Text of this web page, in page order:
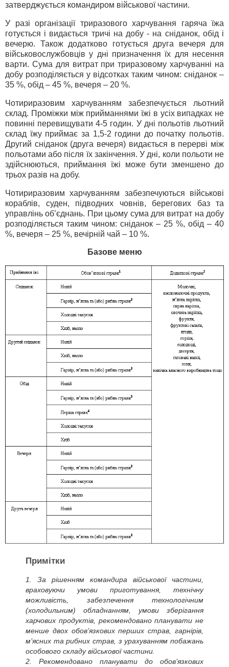
затверджується командиром військової частини.
У разі організації триразового харчування гаряча їжа
готується і видається тричі на добу - на сніданок, обід і
вечерю. Також додатково готується друга вечеря для
військовослужбовців у дні призначення їх для несення
варти. Сума для витрат при триразовому харчуванні на
добу розподіляється у відсотках таким чином: сніданок –
35 %, обід – 45 %, вечеря – 20 %.
Чотириразовим харчуванням забезпечується льотний
склад. Проміжки між прийманнями їжі в усіх випадках не
повинні перевищувати 4-5 годин. У дні польотів льотний
склад їжу приймає за 1,5-2 години до початку польотів.
Другий сніданок (друга вечеря) видається в перерві між
польотами або після їх закінчення. У дні, коли польоти не
здійснюються, приймання їжі може бути зменшено до
трьох разів на добу.
Чотириразовим харчуванням забезпечуються військові
кораблів, суден, підводних човнів, берегових баз та
управлінь об’єднань. При цьому сума для витрат на добу
розподіляється таким чином: сніданок – 25 %, обід – 40
%, вечеря – 25 %, вечірній чай – 10 %.
Базове меню
Примітки
1. За рішенням командира військової частини,
враховуючи умови приготування, технічну
можливість, забезпечення технологічним
(холодильним) обладнанням, умови зберігання
харчових продуктів, рекомендовано планувати не
менше двох обов’язкових перших страв, гарнірів,
м’ясних та рибних страв, з урахуванням побажань
особового складу військової частини.
2. Рекомендовано планувати до обов’язкових